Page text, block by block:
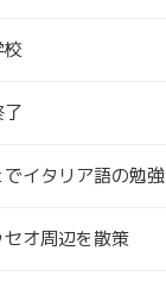
でイタリア語の勉強
セオ周辺を散策